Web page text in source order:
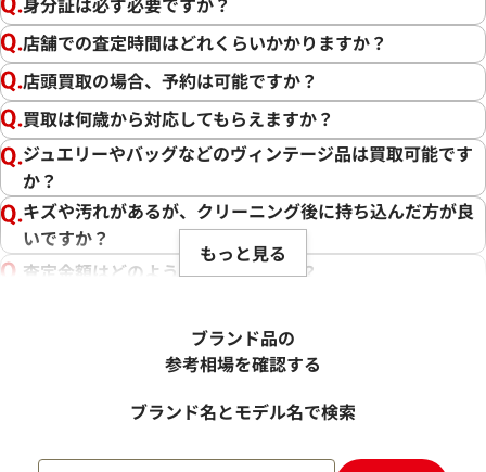
店舗での査定時間はどれくらいかかりますか？
店頭買取の場合、予約は可能ですか？
買取は何歳から対応してもらえますか？
ジュエリーやバッグなどのヴィンテージ品は買取可能です
か？
キズや汚れがあるが、クリーニング後に持ち込んだ方が良
いですか？
査定金額はどのように決まりますか？
売却するか悩んでいるのですが、査定だけお願いできます
1点からでも査定できますか？
もっと見る
ブランド品の
参考相場を確認する
ブランド名とモデル名で検索